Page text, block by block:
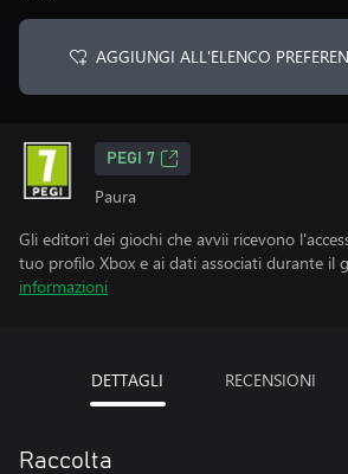
AGGIUNGI ALL'ELENCO
PEGI 7
Paura
Gli editori dei giochi che avvii ricevono
tuo profilo Xbox e ai dati associati durante il
informazioni
DETTAGLI RECENSIONI
Raccolta